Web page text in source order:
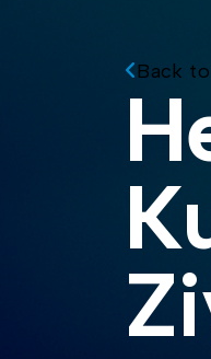
Back
Helal Akreditasyon